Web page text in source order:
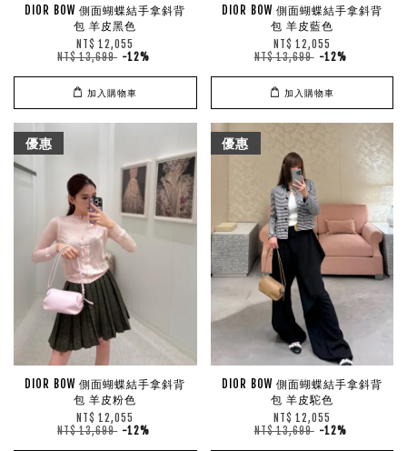
DIOR BOW 側面蝴蝶結手拿斜背
包 羊皮黑色
NT$ 12,055
NT$ 13,699 -12%
加入購物車
DIOR BOW 側面蝴蝶結手拿斜背
包 羊皮藍色
NT$ 12,055
NT$ 13,699 -12%
加入購物車
優惠
DIOR BOW 側面蝴蝶結手拿斜背
包 羊皮粉色
NT$ 12,055
NT$ 13,699 -12%
優惠
DIOR BOW 側面蝴蝶結手拿斜背
包 羊皮駝色
NT$ 12,055
NT$ 13,699 -12%